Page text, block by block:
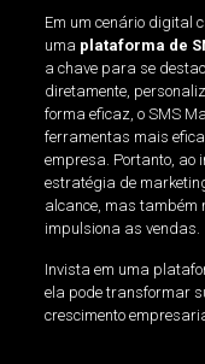
Em um cenário digital
uma plataforma de
a chave para se
diretamente,
forma eficaz, o SMS
ferramentas mais
empresa. Portanto, ao
estratégia de
alcance, mas também
impulsiona as vendas.
Invista em uma
ela pode transformar
crescimento